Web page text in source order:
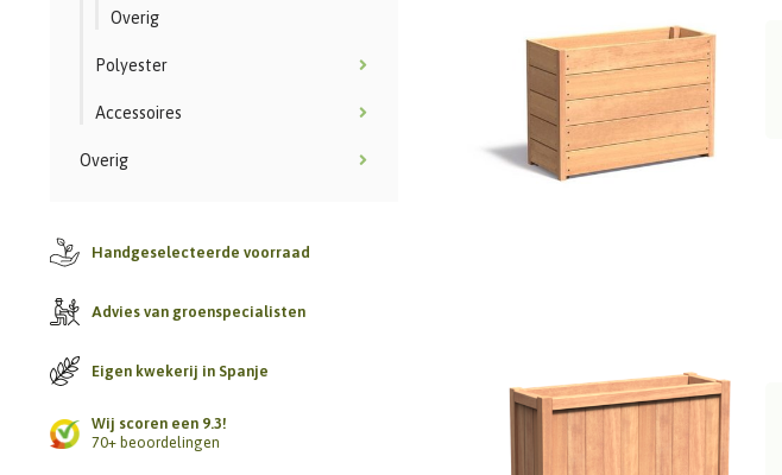
Overig
Polyester
Accessoires
Overig
Handgeselecteerde voorraad
Advies van groenspecialisten
Eigen kwekerij in Spanje
Wij scoren een 9.3!
70+ beoordelingen